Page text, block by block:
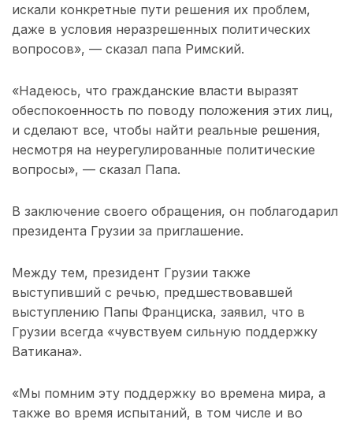
искали конкретные пути решения их проблем,
даже в условия неразрешенных политических
вопросов», — сказал папа Римский.
«Надеюсь, что гражданские власти выразят
обеспокоенность по поводу положения этих лиц,
и сделают все, чтобы найти реальные решения,
несмотря на неурегулированные политические
вопросы», — сказал Папа.
В заключение своего обращения, он поблагодарил
президента Грузии за приглашение.
Между тем, президент Грузии также
выступивший с речью, предшествовавшей
выступлению Папы Франциска, заявил, что в
Грузии всегда «чувствуем сильную поддержку
Ватикана».
«Мы помним эту поддержку во времена мира, а
также во время испытаний, в том числе и во